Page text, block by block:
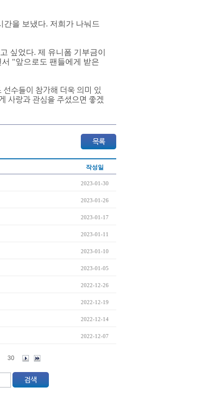
을 보냈다. 저희가 나눠드
싶었다. 제 유니폼 기부금이
"앞으로도 팬들에게 받은
수들이 참가해 더욱 의미 있
사랑과 관심을 주셨으면 좋겠
작성일
2023-01-30
2023-01-26
2023-01-17
2023-01-11
2023-01-10
2023-01-05
2022-12-26
2022-12-19
2022-12-14
2022-12-07
30